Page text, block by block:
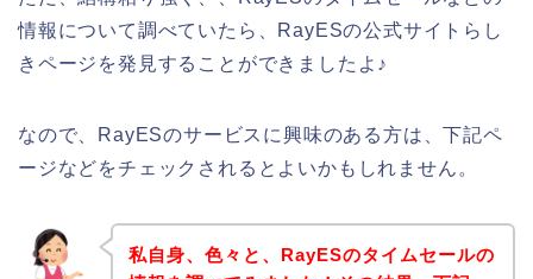
情報について調べていたら、RayESの公式サイトらし
きページを発見することができましたよ♪
なので、RayESのサービスに興味のある方は、下記ペ
ージなどをチェックされるとよいかもしれません。
私自身、色々と、RayESのタイムセールの